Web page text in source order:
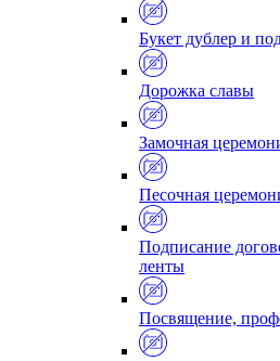
Букет дублер и
Дорожка славы
Замочная
Песочная
Подписание
ленты
Посвящение,